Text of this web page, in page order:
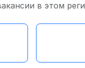
в этом